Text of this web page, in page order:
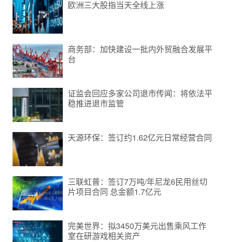
欧洲三大股指当天全线上涨
商务部：加快建设一批内外贸融合发展平
台
证监会回应多家公司退市传闻：将依法平
稳推进退市监管
天源环保：签订约1.62亿元日常经营合同
三联虹普：签订7万吨/年尼龙6民用丝切
片项目合同 总金额1.7亿元
完美世界：拟3450万美元出售乘风工作
室在研游戏相关资产